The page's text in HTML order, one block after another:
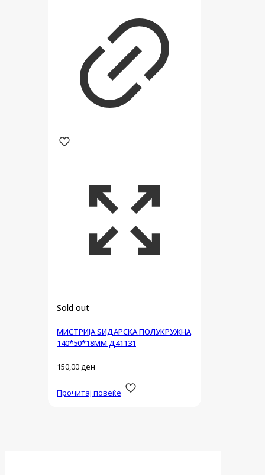
Sold out
МИСТРИЈА ЅИДАРСКА ПОЛУКРУЖНА
140*50*18ММ Д41131
150,00ден
Прочитај повеќе